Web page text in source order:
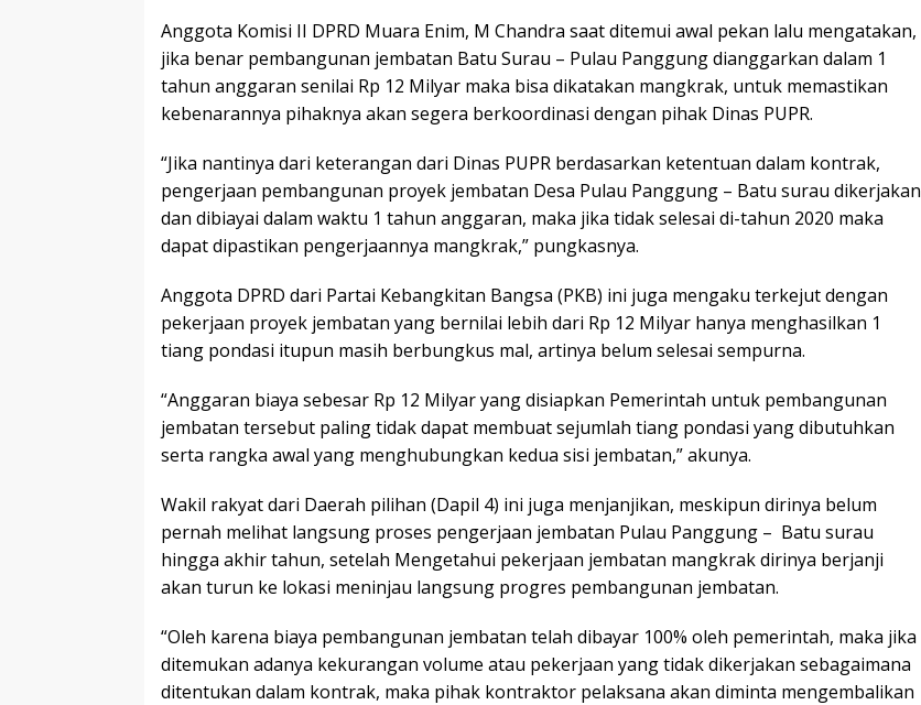
Anggota Komisi II DPRD Muara Enim, M Chandra saat ditemui awal pekan lalu mengatakan,
jika benar pembangunan jembatan Batu Surau – Pulau Panggung dianggarkan dalam 1
tahun anggaran senilai Rp 12 Milyar maka bisa dikatakan mangkrak, untuk memastikan
kebenarannya pihaknya akan segera berkoordinasi dengan pihak Dinas PUPR.
“Jika nantinya dari keterangan dari Dinas PUPR berdasarkan ketentuan dalam kontrak,
pengerjaan pembangunan proyek jembatan Desa Pulau Panggung – Batu surau dikerjakan
dan dibiayai dalam waktu 1 tahun anggaran, maka jika tidak selesai di-tahun 2020 maka
dapat dipastikan pengerjaannya mangkrak,” pungkasnya.
Anggota DPRD dari Partai Kebangkitan Bangsa (PKB) ini juga mengaku terkejut dengan
pekerjaan proyek jembatan yang bernilai lebih dari Rp 12 Milyar hanya menghasilkan 1
tiang pondasi itupun masih berbungkus mal, artinya belum selesai sempurna.
“Anggaran biaya sebesar Rp 12 Milyar yang disiapkan Pemerintah untuk pembangunan
jembatan tersebut paling tidak dapat membuat sejumlah tiang pondasi yang dibutuhkan
serta rangka awal yang menghubungkan kedua sisi jembatan,” akunya.
Wakil rakyat dari Daerah pilihan (Dapil 4) ini juga menjanjikan, meskipun dirinya belum
pernah melihat langsung proses pengerjaan jembatan Pulau Panggung – Batu surau
hingga akhir tahun, setelah Mengetahui pekerjaan jembatan mangkrak dirinya berjanji
akan turun ke lokasi meninjau langsung progres pembangunan jembatan.
“Oleh karena biaya pembangunan jembatan telah dibayar 100% oleh pemerintah, maka jika
ditemukan adanya kekurangan volume atau pekerjaan yang tidak dikerjakan sebagaimana
ditentukan dalam kontrak, maka pihak kontraktor pelaksana akan diminta mengembalikan